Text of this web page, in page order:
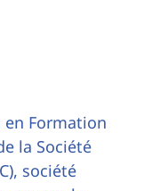
en Formation
la Société
société